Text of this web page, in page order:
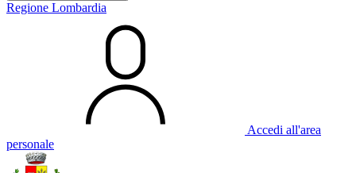
Regione Lombardia
Accedi all'area
personale